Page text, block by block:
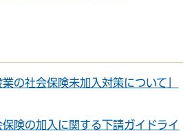
の社会保険未加入対策について」
へリンク）
険の加入に関する下請ガイドライ